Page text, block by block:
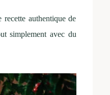
authentique de
simplement avec du